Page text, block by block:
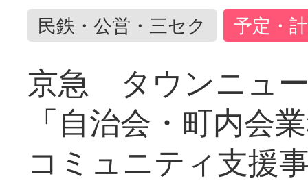
民鉄・公営・三セク 予定・
京急 タウンニュ
「自治会・町内会
コミュニティ支援